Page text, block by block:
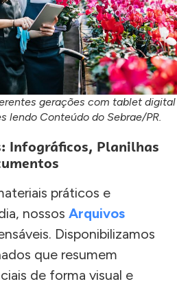
gerações com tablet digital
lendo Conteúdo do Sebrae/PR.
Infográficos, Planilhas
práticos e
nossos Arquivos
Disponibilizamos
que resumem
de forma visual e